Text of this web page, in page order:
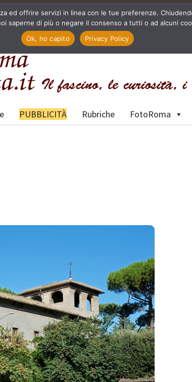
PUBBLICITÀ Rubriche FotoRoma
ed offrire servizi in linea con le tue preferenze.
saperne di più o negare il consenso a tutti o ad alcuni
Ok, ho capito
Privacy Policy